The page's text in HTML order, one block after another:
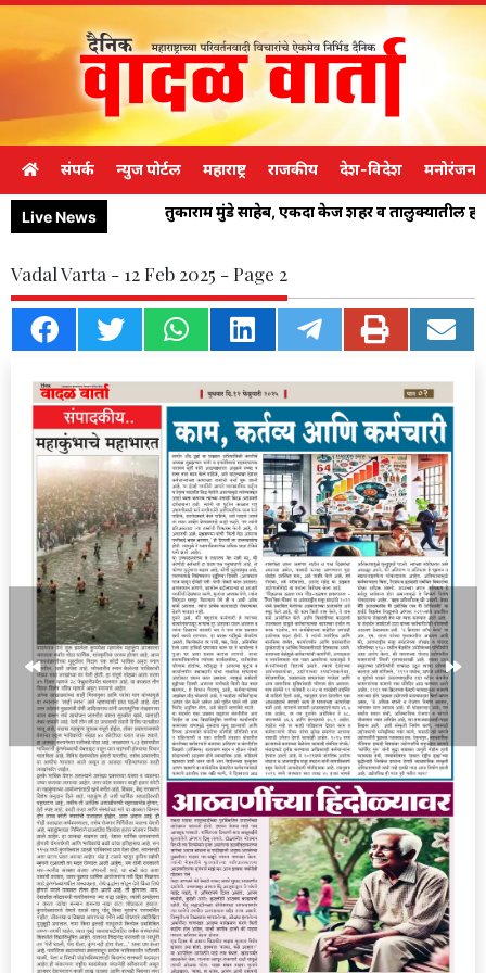
संपर्क न्युज पोर्टल महाराष्ट्र राजकीय देश-विदेश मनोरंजन
Live News तुकाराम मुंडे साहेब, एकदा केज शहर व तालुक्यातील
Vadal Varta - 12 Feb 2025 - Page 2